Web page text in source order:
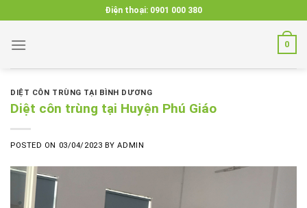
to
content
Điện thoại: 0901 000 380
0
DIỆT CÔN TRÙNG TẠI BÌNH DƯƠNG
Diệt côn trùng tại Huyện Phú Giáo
POSTED ON 03/04/2023 BYADMIN